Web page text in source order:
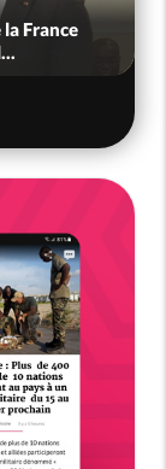
France